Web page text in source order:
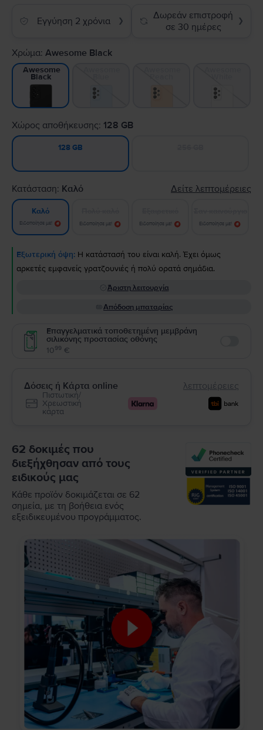
Εγγύηση 2 χρόνια ❯
Δωρεάν επιστροφή
σε 30 ημέρες
❯
Χρώμα: Awesome Black
Awesome
Black
Χώρος αποθήκευσης: 128 GB
128 GB
Κατάσταση: Καλό Δείτε λεπτομέρειες
Καλό
Ειδοποίησε με! Ειδοποίησε με! Ειδοποίησε με! Ειδοποίησε με!
Εξωτερική όψη: Η κατάστασή του είναι καλή. Έχει όμως
αρκετές εμφανείς γρατζουνιές ή πολύ ορατά σημάδια.
Άριστη λειτουργία
Απόδοση μπαταρίας
Επαγγελματικά τοποθετημένη μεμβράνη
σιλικόνης προστασίας οθόνης
1099 €
Δόσεις ή Κάρτα online λεπτομέρειες
Πιστωτική/
Χρεωστική
κάρτα
62 δοκιμές που
διεξήχθησαν από τους
ειδικούς μας
Κάθε προϊόν δοκιμάζεται σε 62
σημεία, με τη βοήθεια ενός
εξειδικευμένου προγράμματος.